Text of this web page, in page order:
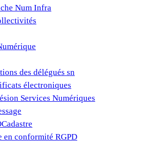
Num Infra
des délégués sn
électroniques
Services Numériques
en conformité RGPD